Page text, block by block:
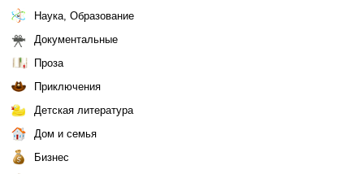
Наука, Образование
Документальные
Проза
Приключения
Детская литература
Дом и семья
Бизнес